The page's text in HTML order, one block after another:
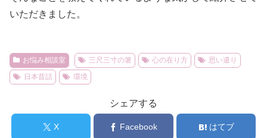
いただきました。
お悩み相談室 三尺三寸の箸 心の在り方
思い遣り
日本昔話
環境
シェアする
X Facebook はてブ